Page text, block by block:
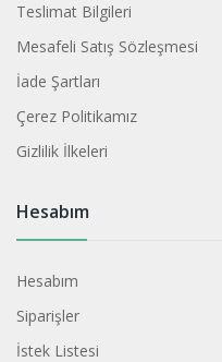
Teslimat Bilgileri
Mesafeli Satış Sözleşmesi
İade Şartları
Çerez Politikamız
Gizlilik İlkeleri
Hesabım
Hesabım
Siparişler
İstek Listesi